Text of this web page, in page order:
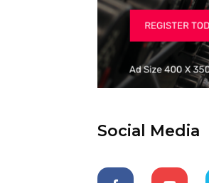
Social Media